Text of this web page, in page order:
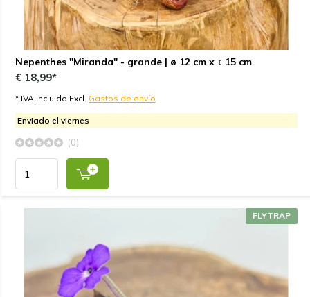
Nepenthes "Miranda" - grande | ø 12 cm x ↕ 15 cm
€ 18,99*
* IVA incluido Excl. Gastos de envío
Enviado el viernes
(0)
FLYTRAP